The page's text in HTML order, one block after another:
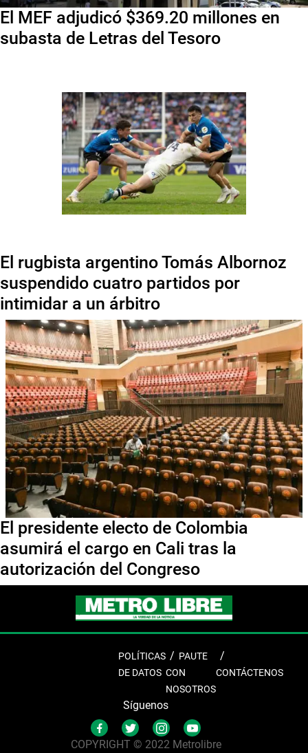
El MEF adjudicó $369.20 millones en
subasta de Letras del Tesoro
El rugbista argentino Tomás Albornoz
suspendido cuatro partidos por
intimidar a un árbitro
El presidente electo de Colombia
asumirá el cargo en Cali tras la
autorización del Congreso
POLÍTICAS
DE DATOS
PAUTE
CON
NOSOTROS
CONTÁCTENOS
Síguenos
COPYRIGHT © 2022 Metrolibre